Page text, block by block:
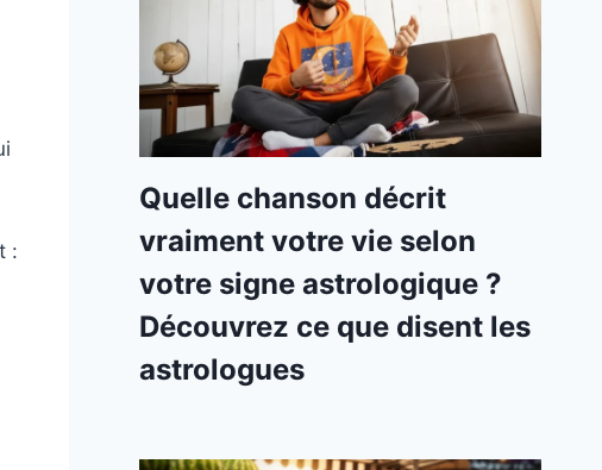
:
Quelle chanson décrit
vraiment votre vie selon
votre signe astrologique ?
Découvrez ce que disent les
astrologues